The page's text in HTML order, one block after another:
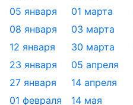
05 января
08 января
12 января
23 января
27 января
01 февраля
01 марта
03 марта
30 марта
05 апреля
14 апреля
14 мая